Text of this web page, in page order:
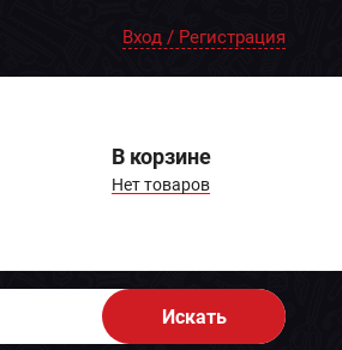
Вход / Регистрация
В корзине
Нет товаров
Искать